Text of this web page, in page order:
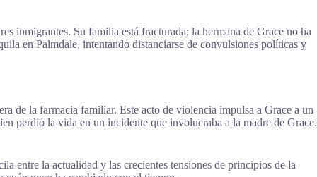
inmigrantes. Su familia está fracturada; la hermana de Grace no ha
en Palmdale, intentando distanciarse de convulsiones políticas y
de la farmacia familiar. Este acto de violencia impulsa a Grace a un
perdió la vida en un incidente que involucraba a la madre de Grace.
entre la actualidad y las crecientes tensiones de principios de la